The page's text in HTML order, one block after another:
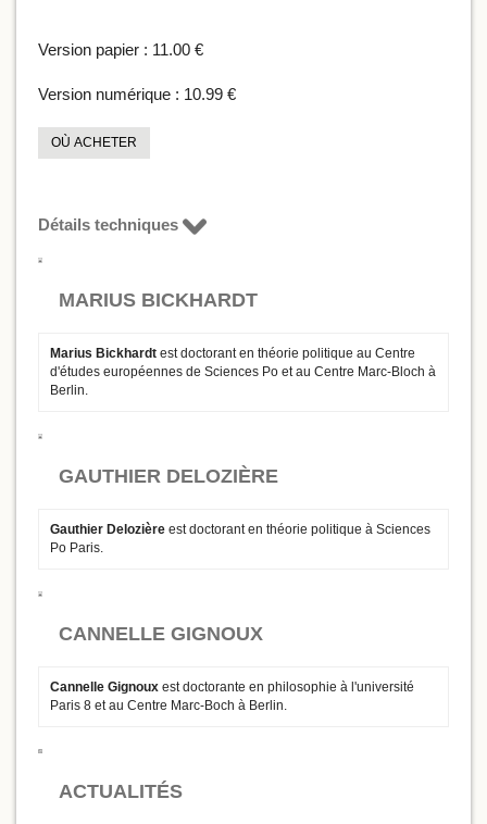
Version papier : 11.00 €
Version numérique : 10.99 €
OÙ ACHETER
Détails techniques
MARIUS BICKHARDT
Marius Bickhardt est doctorant en théorie politique au Centre
d'études européennes de Sciences Po et au Centre Marc-Bloch à
Berlin.
GAUTHIER DELOZIÈRE
Gauthier Delozière est doctorant en théorie politique à Sciences
Po Paris.
CANNELLE GIGNOUX
Cannelle Gignoux est doctorante en philosophie à l'université
Paris 8 et au Centre Marc-Boch à Berlin.
ACTUALITÉS